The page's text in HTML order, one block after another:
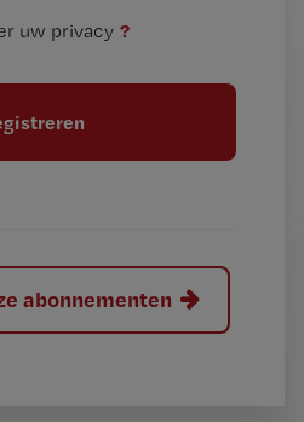
uw privacy ?
abonnementen